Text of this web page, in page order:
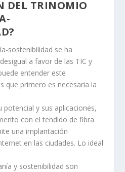
DEL TRINOMIO
sostenibilidad se ha
a favor de las TIC y
entender este
que primero es necesaria la
potencial y sus aplicaciones,
con el tendido de fibra
una implantación
en las ciudades. Lo ideal
y sostenibilidad son